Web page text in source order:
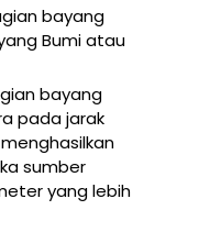
bayang
Bumi atau
bayang
pada jarak
sumber
yang lebih